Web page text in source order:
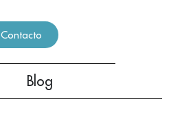
Contacto
Blog